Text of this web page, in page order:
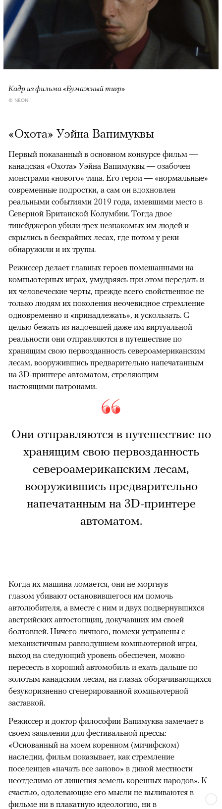
Кадр из фильма «Бумажный тигр»
© NEON
«Охота» Уэйна Вапимуквы
Первый показанный в основном конкурсе фильм —
канадская «Охота» Уэйна Вапимуквы — озабочен
монстрами «нового» типа. Его герои — «нормальные»
современные подростки, а сам он вдохновлен
реальными событиями 2019 года, имевшими место в
Северной Британской Колумбии. Тогда двое
тинейджеров убили трех незнакомых им людей и
скрылись в бескрайних лесах, где потом у реки
обнаружили и их трупы.
Режиссер делает главных героев помешанными на
компьютерных играх, умудряясь при этом передать и
их человеческие черты, прежде всего свойственное не
только людям их поколения неочевидное стремление
одновременно и «принадлежать», и ускользать. С
целью бежать из надоевшей даже им виртуальной
реальности они отправляются в путешествие по
хранящим свою первозданность североамериканским
лесам, вооружившись предварительно напечатанным
на 3D-принтере автоматом, стреляющим
настоящими патронами.
Они отправляются в путешествие по
хранящим свою первозданность
североамериканским лесам,
вооружившись предварительно
напечатанным на 3D-принтере
автоматом.
Когда их машина ломается, они не моргнув
глазом убивают остановившегося им помочь
автолюбителя, а вместе с ним и двух подвернувшихся
австрийских автостопщиц, докучавших им своей
болтовней. Ничего личного, помехи устранены с
механистичным равнодушием компьютерной игры,
выход на следующий уровень обеспечен, можно
пересесть в хороший автомобиль и ехать дальше по
золотым канадским лесам, на глазах оборачивающихся
безукоризненно сгенерированной компьютерной
заставкой.
Режиссер и доктор философии Вапимуква замечает в
своем заявлении для фестивальной прессы:
«Основанный на моем коренном (мичифском)
наследии, фильм показывает, как стремление
поселенцев «начать все заново» в дикой местности
неотделимо от лишения земель коренных народов». К
счастью, одолевающие его мысли не выливаются в
фильме ни в плакатную идеологию, ни в